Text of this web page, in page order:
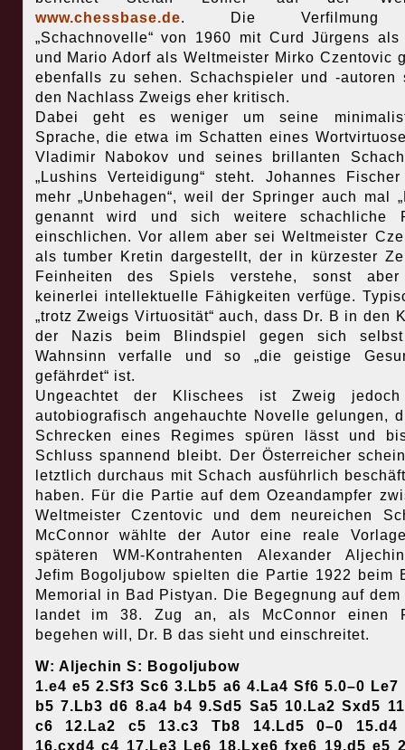
www.chessbase.de. Die Verfilmung
„Schachnovelle“ von 1960 mit Curd Jürgens
und Mario Adorf als Weltmeister Mirko Czentovic
ebenfalls zu sehen. Schachspieler und -autoren
den Nachlass Zweigs eher kritisch.
Dabei geht es weniger um seine
Sprache, die etwa im Schatten eines
Vladimir Nabokov und seines brillanten
„Lushins Verteidigung“ steht. Johannes
mehr „Unbehagen“, weil der Springer auch mal
genannt wird und sich weitere schachliche
einschlichen. Vor allem aber sei Weltmeister
als tumber Kretin dargestellt, der in kürzester
Feinheiten des Spiels verstehe, sonst
keinerlei intellektuelle Fähigkeiten verfüge.
„trotz Zweigs Virtuosität“ auch, dass Dr. B in den
der Nazis beim Blindspiel gegen sich
Wahnsinn verfalle und so „die geistige
gefährdet“ ist.
Ungeachtet der Klischees ist Zweig
autobiografisch angehauchte Novelle gelungen,
Schrecken eines Regimes spüren lässt und
Schluss spannend bleibt. Der Österreicher
letztlich durchaus mit Schach ausführlich
haben. Für die Partie auf dem Ozeandampfer
Weltmeister Czentovic und dem neureichen
McConnor wählte der Autor eine reale
späteren WM-Kontrahenten Alexander
Jefim Bogoljubow spielten die Partie 1922 beim
Memorial in Bad Pistyan. Die Begegnung auf dem
landet im 38. Zug an, als McConnor einen
begehen will, Dr. B das sieht und einschreitet.
W: Aljechin S: Bogoljubow
1.e4 e5 2.Sf3 Sc6 3.Lb5 a6 4.La4 Sf6 5.0–0 Le7
b5 7.Lb3 d6 8.a4 b4 9.Sd5 Sa5 10.La2 Sxd5
c6 12.La2 c5 13.c3 Tb8 14.Ld5 0–0 15.d4
16.cxd4 c4 17.Le3 Le6 18.Lxe6 fxe6 19.d5 e5